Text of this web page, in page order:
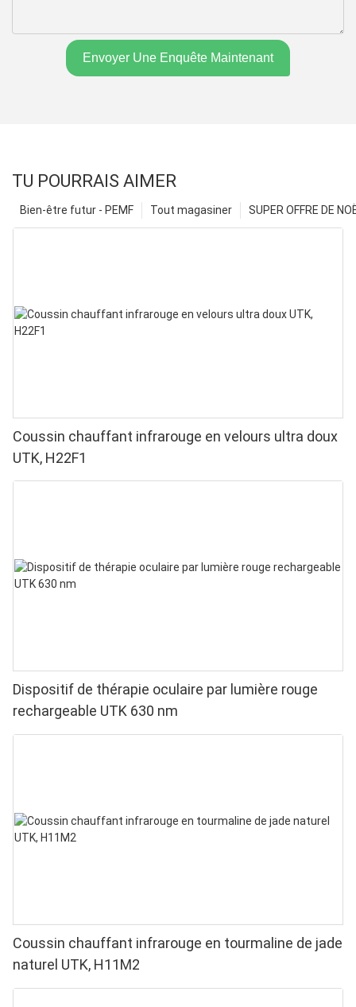
Envoyer Une Enquête Maintenant
TU POURRAIS AIMER
SUPER OFFRE DE
Tout magasiner
Bien-être futur - PEMF
Coussin chauffant infrarouge en velours ultra doux
UTK, H22F1
Dispositif de thérapie oculaire par lumière rouge
rechargeable UTK 630 nm
Coussin chauffant infrarouge en tourmaline de jade
naturel UTK, H11M2